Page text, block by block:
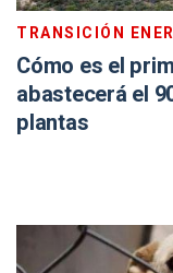
TRANSICIÓN
Cómo es el
abastecerá el
plantas